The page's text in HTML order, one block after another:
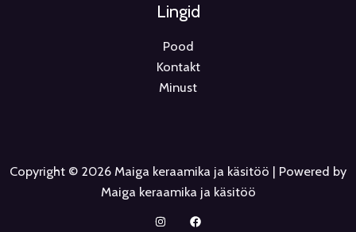
Lingid
Pood
Kontakt
Minust
Copyright © 2026 Maiga keraamika ja käsitöö | Powered by
Maiga keraamika ja käsitöö